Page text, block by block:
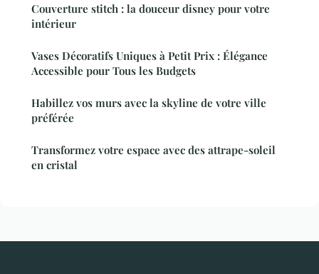
Couverture stitch : la douceur disney pour votre
intérieur
Vases Décoratifs Uniques à Petit Prix : Élégance
Accessible pour Tous les Budgets
Habillez vos murs avec la skyline de votre ville
préférée
Transformez votre espace avec des attrape-soleil
en cristal